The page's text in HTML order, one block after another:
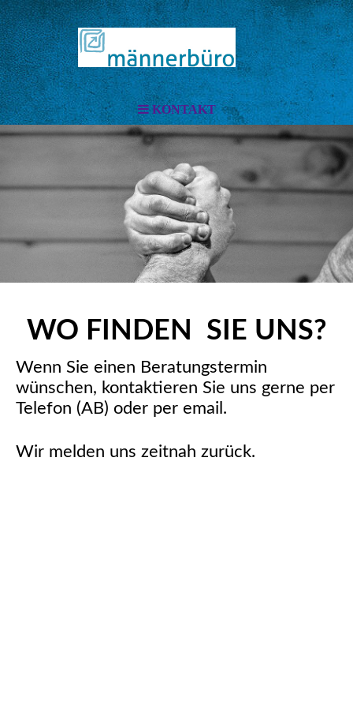
KONTAKT
WO FINDEN SIE UNS?
Wenn Sie einen Beratungstermin
wünschen, kontaktieren Sie uns gerne per
Telefon (AB) oder per email.
Wir melden uns zeitnah zurück.